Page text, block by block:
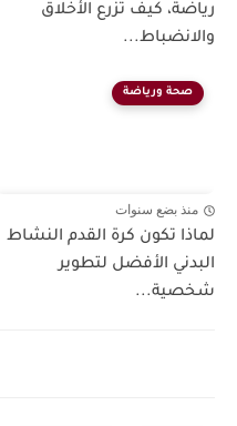
رياضة، كيف تزرع الأخلاق
والانضباط...
صحة ورياضة
منذ بضع سنوات
لماذا تكون كرة القدم النشاط
البدني الأفضل لتطوير
شخصية...